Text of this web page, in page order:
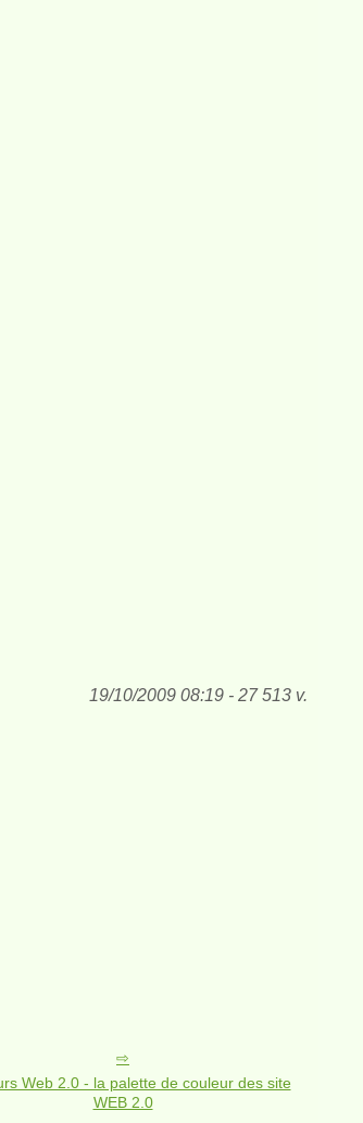
19/10/2009 08:19 - 27 513 v.
Web 2.0 - la palette de couleur des site
WEB 2.0